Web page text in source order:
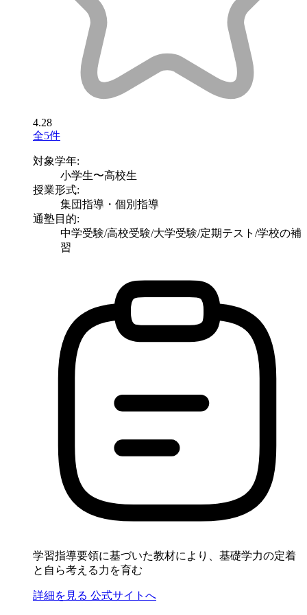
4.28
全5件
対象学年:
小学生〜高校生
授業形式:
集団指導・個別指導
通塾目的:
中学受験/高校受験/大学受験/定期テスト/学校の補
習
学習指導要領に基づいた教材により、基礎学力の定着
と自ら考える力を育む
詳細を見る 公式サイトへ